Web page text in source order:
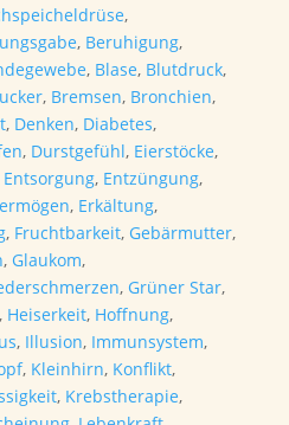
,
, Beruhigung,
, Blase, Blutdruck,
, Bremsen, Bronchien,
, Denken, Diabetes,
, Durstgefühl, Eierstöcke,
Entsorgung, Entzüngung,
, Erkältung,
, Fruchtbarkeit, Gebärmutter,
, Glaukom,
, Grüner Star,
Heiserkeit, Hoffnung,
, Illusion, Immunsystem,
, Kleinhirn, Konflikt,
, Krebstherapie,